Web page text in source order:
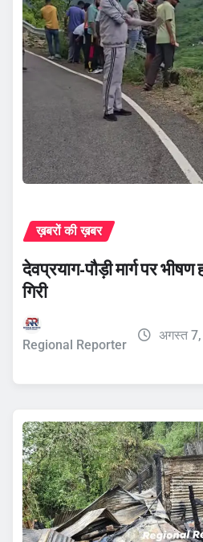
ख़बरों की ख़बर
देवप्रयाग-पौड़ी मार्ग पर भीषण
गिरी
Regional Reporter
अगस्त